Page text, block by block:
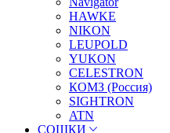
HAWKE
NIKON
LEUPOLD
YUKON
CELESTRON
КОМЗ (Россия)
SIGHTRON
ATN
СОШКИ